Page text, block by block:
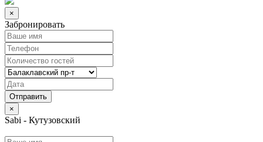
×
Забронировать
×
Sabi - Кутузовский